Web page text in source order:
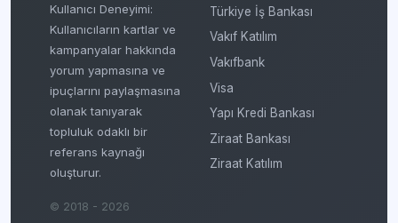
Kullanıcı Deneyimi:
Kullanıcıların kartlar ve
kampanyalar hakkında
yorum yapmasına ve
ipuçlarını paylaşmasına
olanak tanıyarak
topluluk odaklı bir
referans kaynağı
oluşturur.
© 2018 - 2026
Türkiye İş Bankası
Vakıf Katılım
Vakıfbank
Visa
Yapı Kredi Bankası
Ziraat Bankası
Ziraat Katılım